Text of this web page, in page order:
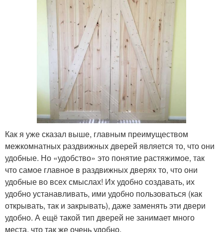
Как я уже сказал выше, главным преимуществом
межкомнатных раздвижных дверей является то, что они
удобные. Но «удобство» это понятие растяжимое, так
что самое главное в раздвижных дверях то, что они
удобные во всех смыслах! Их удобно создавать, их
удобно устанавливать, ими удобно пользоваться (как
открывать, так и закрывать), даже заменять эти двери
удобно. А ещё такой тип дверей не занимает много
места, что так же очень удобно.